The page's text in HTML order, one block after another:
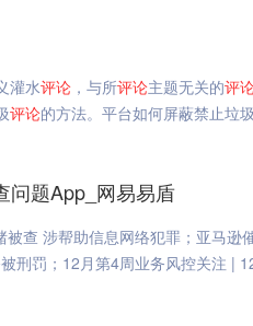
灌水评论 ，与所评论主题无关的评
评论的方法。平台如何屏蔽禁止垃圾
问题App_网易易盾
查 涉帮助信息网络犯罪；亚马逊
刑罚；12月第4周业务风控关注 |